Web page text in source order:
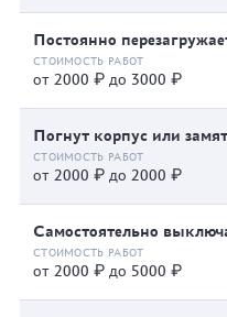
Постоянно
от 2000 ₽ до 3000 ₽
Погнут корпус или
от 2000 ₽ до 2000 ₽
Самостоятельно
от 2000 ₽ до 5000 ₽